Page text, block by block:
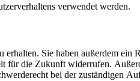
verwendet werden.
Sie haben außerdem ein
für die Zukunft widerrufen.
bei der zuständigen